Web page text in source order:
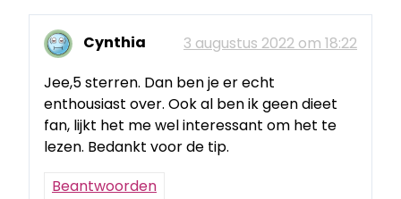
Cynthia
3 augustus 2022 om 18:22
Jee,5 sterren. Dan ben je er echt
enthousiast over. Ook al ben ik geen dieet
fan, lijkt het me wel interessant om het te
lezen. Bedankt voor de tip.
Beantwoorden